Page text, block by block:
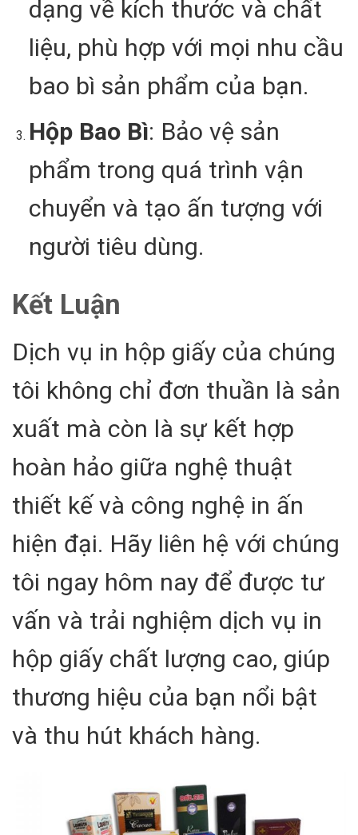
dạng về kích thước và chất
liệu, phù hợp với mọi nhu cầu
bao bì sản phẩm của bạn.
Hộp Bao Bì: Bảo vệ sản
phẩm trong quá trình vận
chuyển và tạo ấn tượng với
người tiêu dùng.
Kết Luận
Dịch vụ in hộp giấy của chúng
tôi không chỉ đơn thuần là sản
xuất mà còn là sự kết hợp
hoàn hảo giữa nghệ thuật
thiết kế và công nghệ in ấn
hiện đại. Hãy liên hệ với chúng
tôi ngay hôm nay để được tư
vấn và trải nghiệm dịch vụ in
hộp giấy chất lượng cao, giúp
thương hiệu của bạn nổi bật
và thu hút khách hàng.